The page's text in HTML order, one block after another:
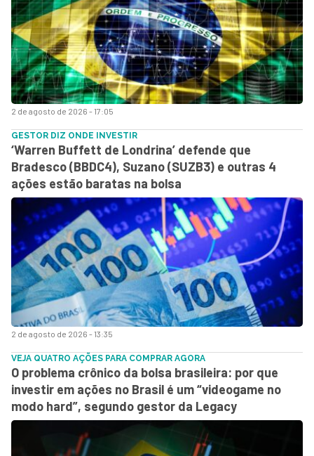
2 de agosto de 2026 - 17:05
2 de agosto de 2026 - 13:35
GESTOR DIZ ONDE INVESTIR
‘Warren Buffett de Londrina’ defende que
Bradesco (BBDC4), Suzano (SUZB3) e outras 4
ações estão baratas na bolsa
VEJA QUATRO AÇÕES PARA COMPRAR AGORA
O problema crônico da bolsa brasileira: por que
investir em ações no Brasil é um “videogame no
modo hard”, segundo gestor da Legacy